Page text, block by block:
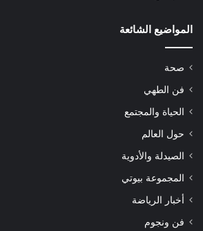
المواضيع الشائعة
صحة
فن الطهي
الحياة والمجتمع
حول العالم
الصيدلة والأدوية
المجموعة بيوتي
أخبار الرياضة
فن ونجوم